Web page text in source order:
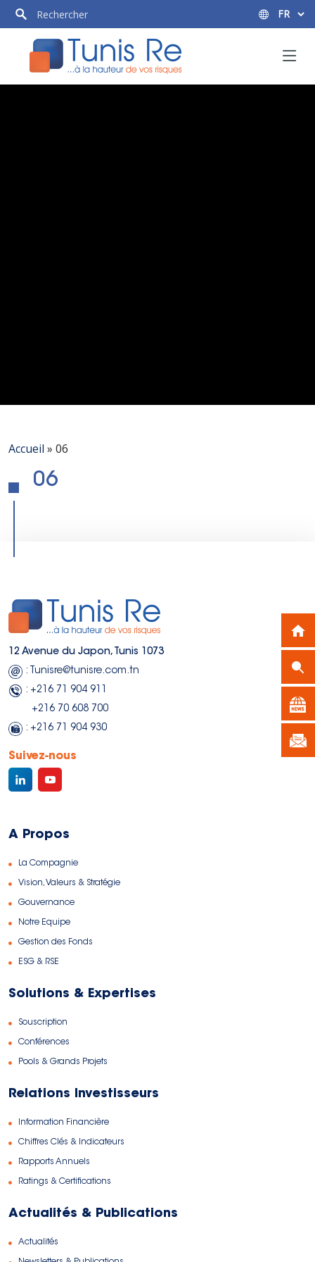
Accueil » 06
06
12 Avenue du Japon, Tunis 1073
: Tunisre@tunisre.com.tn
: +216 71 904 911
+216 70 608 700
: +216 71 904 930
Suivez-nous
A Propos
La Compagnie
Vision, Valeurs & Stratégie
Gouvernance
Notre Equipe
Gestion des Fonds
ESG & RSE
Solutions & Expertises
Souscription
Conférences
Pools & Grands Projets
Relations Investisseurs
Information Financière
Chiffres Clés & Indicateurs
Rapports Annuels
Ratings & Certifications
Actualités & Publications
Actualités